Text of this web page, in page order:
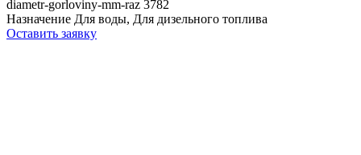
diametr-gorloviny-mm-raz 3782
Назначение Для воды, Для дизельного топлива
Оставить заявку